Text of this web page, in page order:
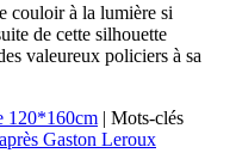
couloir à la lumière si
de cette silhouette
valeureux policiers à sa
120*160cm | Mots-clés
Gaston Leroux